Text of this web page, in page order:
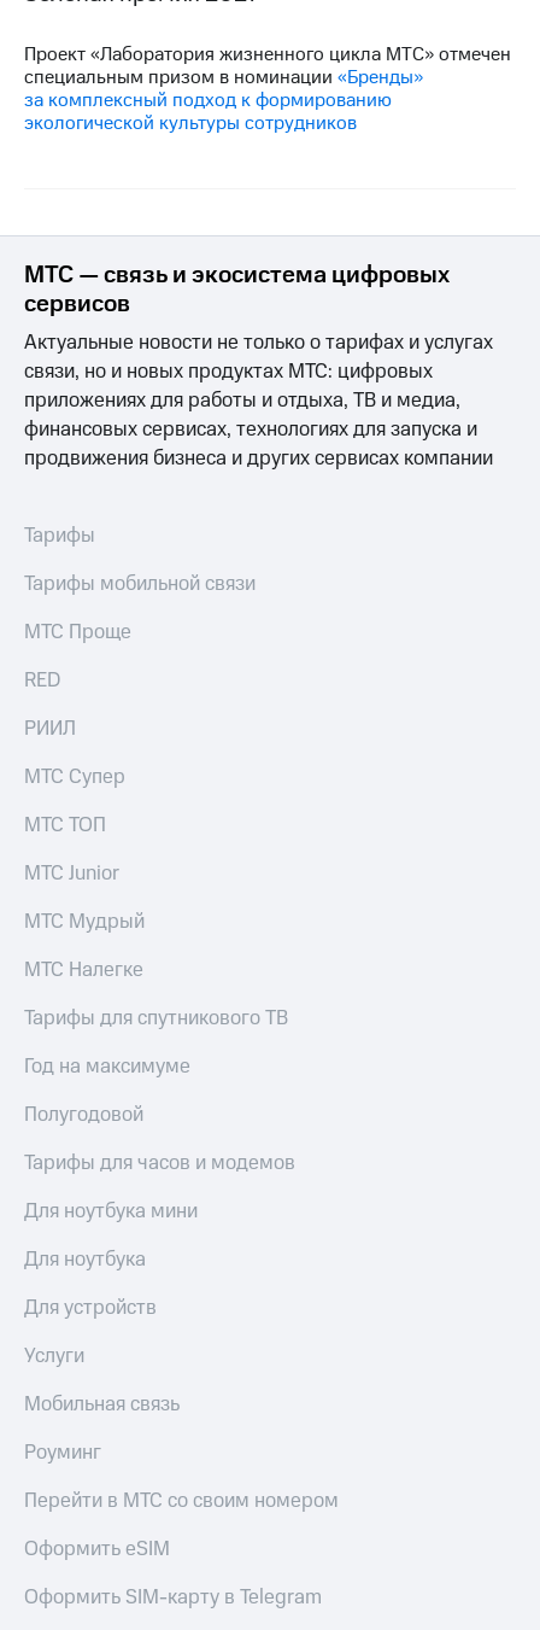
Проект «Лаборатория жизненного цикла МТС» отмечен
специальным призом в номинации «Бренды»
за комплексный подход к формированию
экологической культуры сотрудников
МТС — связь и экосистема цифровых
сервисов
Актуальные новости не только о тарифах и услугах
связи, но и новых продуктах МТС: цифровых
приложениях для работы и отдыха, ТВ и медиа,
финансовых сервисах, технологиях для запуска и
продвижения бизнеса и других сервисах компании
Тарифы
Тарифы мобильной связи
МТС Проще
RED
РИИЛ
МТС Супер
МТС ТОП
МТС Junior
МТС Мудрый
МТС Налегке
Тарифы для спутникового ТВ
Год на максимуме
Полугодовой
Тарифы для часов и модемов
Для ноутбука мини
Для ноутбука
Для устройств
Услуги
Мобильная связь
Роуминг
Перейти в МТС со своим номером
Оформить eSIM
Оформить SIM-карту в Telegram